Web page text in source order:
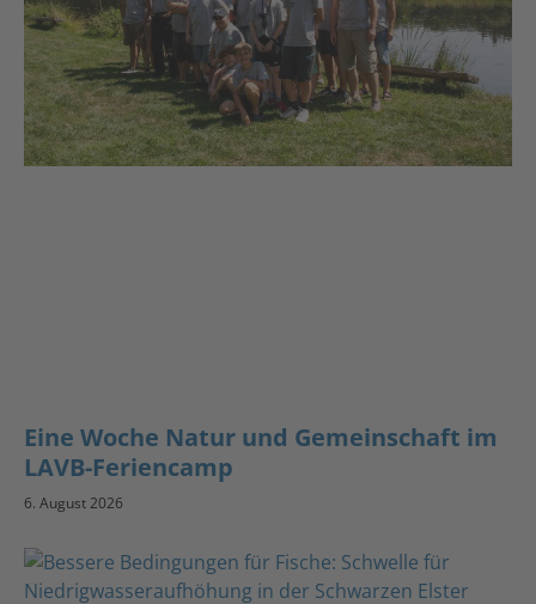
Eine Woche Natur und Gemeinschaft im
LAVB-Feriencamp
6. August 2026